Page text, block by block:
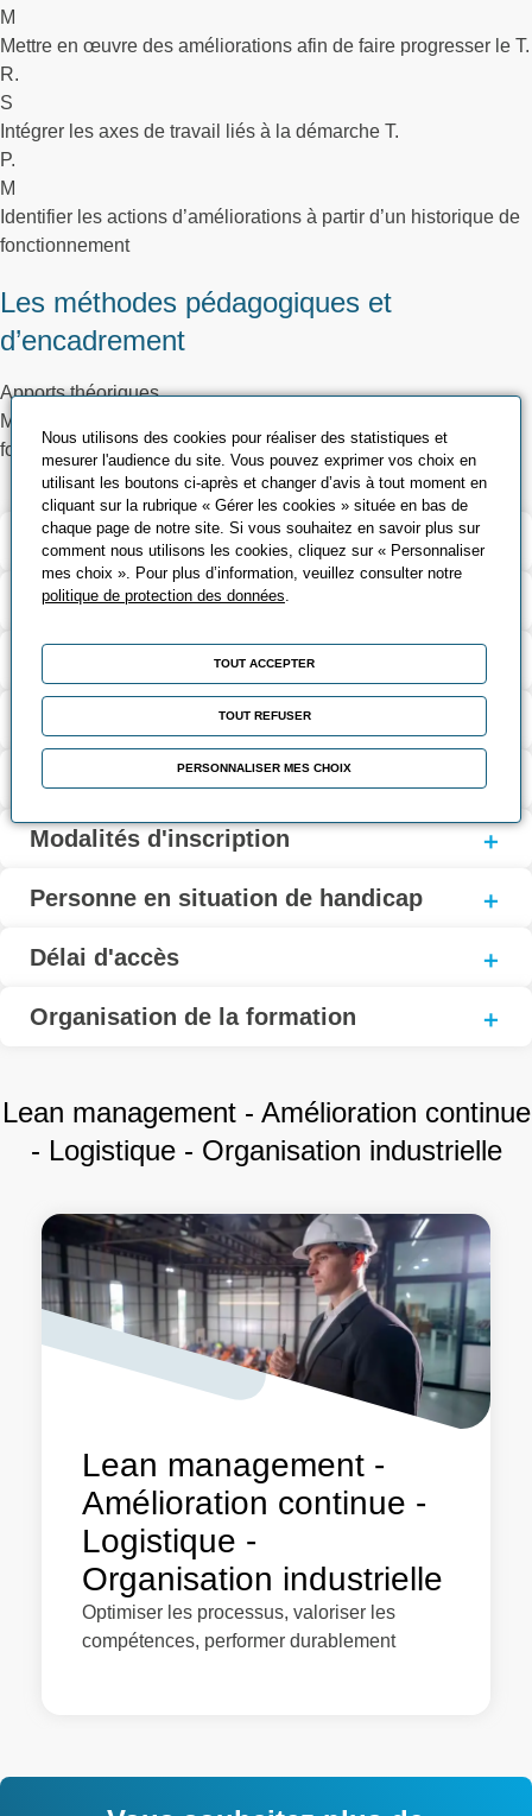
M
Mettre en œuvre des améliorations afin de faire progresser le T.
R.
S
Intégrer les axes de travail liés à la démarche T.
P.
M
Identifier les actions d’améliorations à partir d’un historique de
fonctionnement
Les méthodes pédagogiques et
d’encadrement
Apports théoriques
Mise en situation au travers de l’analyse d’un historique de
fonctionnement
Validation et certification
Contenu de la formation
Modalités d’évaluation
Coût et financement
Modalités d'inscription
Personne en situation de handicap
Délai d'accès
Organisation de la formation
Lean management - Amélioration continue
- Logistique - Organisation industrielle
Lean management -
Amélioration continue -
Logistique -
Organisation industrielle
Optimiser les processus, valoriser les
compétences, performer durablement
Nous utilisons des cookies pour réaliser des statistiques et
mesurer l'audience du site. Vous pouvez exprimer vos choix en
utilisant les boutons ci-après et changer d’avis à tout moment en
cliquant sur la rubrique « Gérer les cookies » située en bas de
chaque page de notre site. Si vous souhaitez en savoir plus sur
comment nous utilisons les cookies, cliquez sur « Personnaliser
mes choix ». Pour plus d’information, veuillez consulter notre
politique de protection des données
TOUT ACCEPTER
TOUT REFUSER
PERSONNALISER MES CHOIX